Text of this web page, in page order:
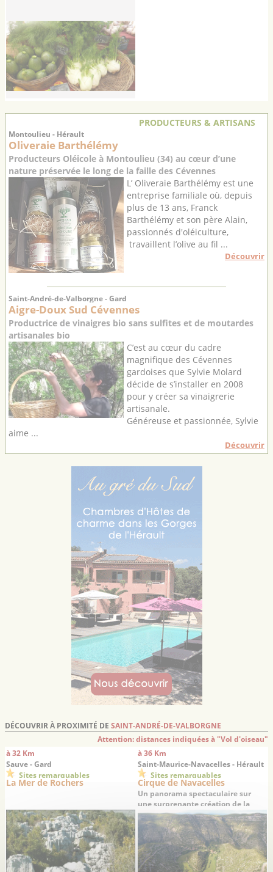
PRODUCTEURS & ARTISANS
Montoulieu - Hérault
Oliveraie Barthélémy
Producteurs Oléicole à Montoulieu (34) au cœur d’une
nature préservée le long de la faille des Cévennes
L’ Oliveraie Barthélémy est une
entreprise familiale où, depuis
plus de 13 ans, Franck
Barthélémy et son père Alain,
passionnés d'oléiculture,
travaillent l’olive au fil ...
Découvrir
Saint-André-de-Valborgne - Gard
Aigre-Doux Sud Cévennes
Productrice de vinaigres bio sans sulfites et de moutardes
artisanales bio
C’est au cœur du cadre
magnifique des Cévennes
gardoises que Sylvie Molard
décide de s’installer en 2008
pour y créer sa vinaigrerie
artisanale.
Généreuse et passionnée, Sylvie
aime ...
Découvrir
DÉCOUVRIR À PROXIMITÉ DE SAINT-ANDRÉ-DE-VALBORGNE
Attention: distances indiquées à "Vol d'oiseau"
à 32 Km
Sauve - Gard
Sites remarquables
La Mer de Rochers
à 36 Km
Saint-Maurice-Navacelles - Hérault
Sites remarquables
Cirque de Navacelles
Un panorama spectaculaire sur
une surprenante création de la
nature